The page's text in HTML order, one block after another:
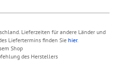
Lieferzeiten für andere Länder und
Liefertermins finden Sie hier.
Shop
des Herstellers